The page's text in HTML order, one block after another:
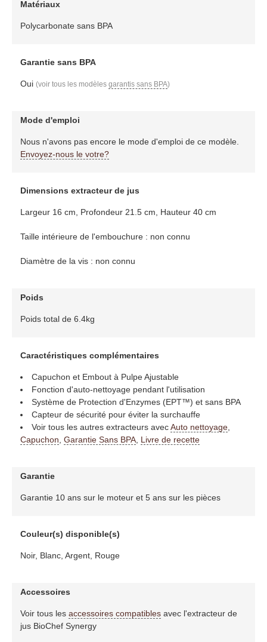
Matériaux
Polycarbonate sans BPA
Garantie sans BPA
Oui (voir tous les modèles garantis sans BPA)
Mode d'emploi
Nous n'avons pas encore le mode d'emploi de ce modèle.
Envoyez-nous le votre?
Dimensions extracteur de jus
Largeur 16 cm, Profondeur 21.5 cm, Hauteur 40 cm
Taille intérieure de l'embouchure : non connu
Diamètre de la vis : non connu
Poids
Poids total de 6.4kg
Caractéristiques complémentaires
Capuchon et Embout à Pulpe Ajustable
Fonction d'auto-nettoyage pendant l'utilisation
Système de Protection d'Enzymes (EPT™) et sans BPA
Capteur de sécurité pour éviter la surchauffe
Voir tous les autres extracteurs avecAuto nettoyage,
Capuchon Garantie Sans BPA, Livre de recette
Garantie
Garantie 10 ans sur le moteur et 5 ans sur les pièces
Couleur(s) disponible(s)
Noir, Blanc, Argent, Rouge
Accessoires
Voir tous les accessoires compatiblesavec l'extracteur de
jus BioChef Synergy